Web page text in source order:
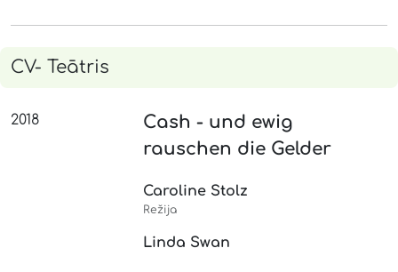
CV- Teātris
2018
Cash - und ewig
rauschen die Gelder
Caroline Stolz
Režija
Linda Swan